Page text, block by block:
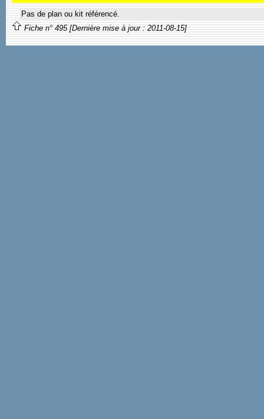
Pas de plan ou kit référencé.
Fiche n° 495 [Dernière mise à jour : 2011-08-15]